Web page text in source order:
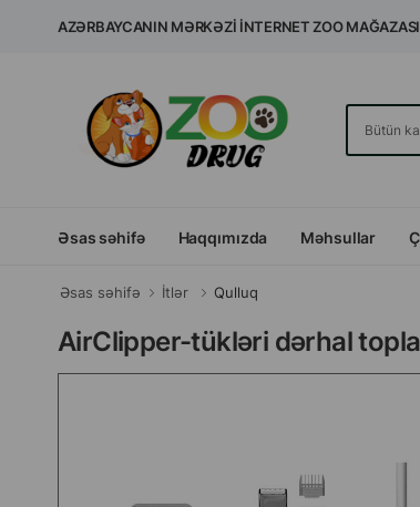
AZƏRBAYCANIN MƏRKƏZI İNTERNET ZOO
Əsas səhifə Haqqımızda Məhsullar
Əsas səhifə İtlər Qulluq
AirClipper-tükləri dərhal